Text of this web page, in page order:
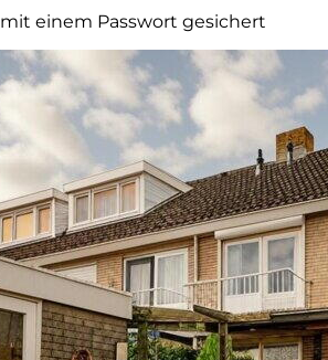
einem Passwort gesichert